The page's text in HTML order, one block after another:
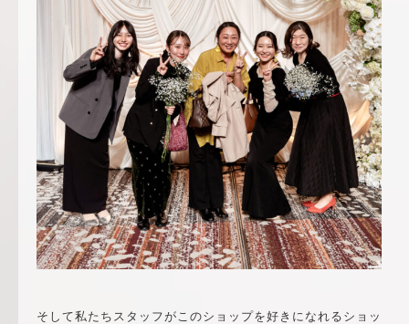
そして私たちスタッフがこのショップを好きになれるショッ